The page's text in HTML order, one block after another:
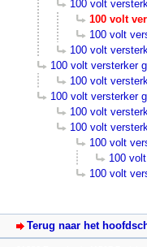
100 volt
100 volt
100 volt
100 volt
100 volt versterker
100 volt
100 volt versterker
100 volt
100 volt
100 volt
100
100 volt
Terug naar het